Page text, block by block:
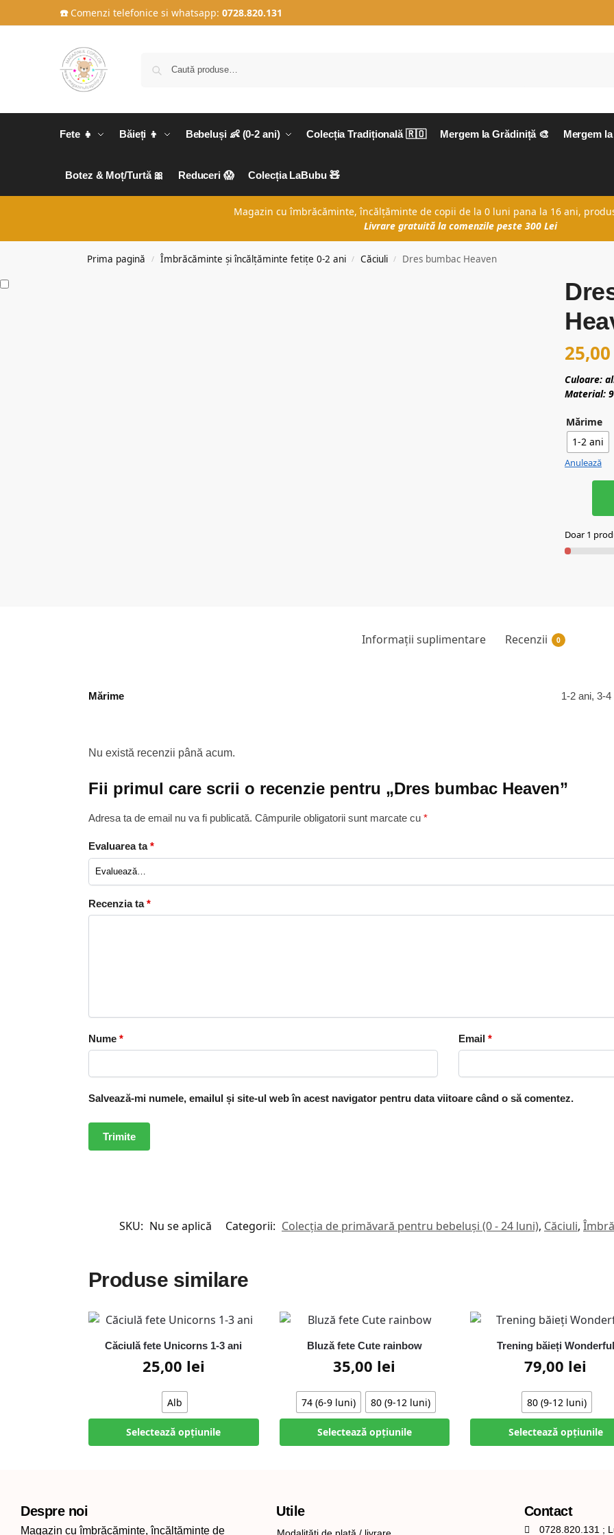
☎️ Comenzi telefonice si whatsapp: 0728.820.131
Fete 👧 Băieți 👦 Bebeluși 👶 (0-2 ani) Colecția Tradițională 🇷🇴 Mergem la Grădiniță 🎨 Mergem
Botez & Moț/Turtă 🎀 Reduceri 😱 Colecția LaBubu 🧸
Magazin cu îmbrăcăminte, încălțăminte de copii de la 0 luni pana la 16 ani,
Livrare gratuită la comenzile peste 300 Lei
Prima pagină / Îmbrăcăminte și încălțăminte fetițe 0-2 ani / Căciuli / Dres bumbac Heaven
25,00
Culoare:
Material:
Mărime
1-2 ani
Anulează
Doar 1
Informații suplimentare Recenzii 0
Mărime 1-2 ani, 3-
Nu există recenzii până acum.
Fii primul care scrii o recenzie pentru „Dres bumbac Heaven”
Adresa ta de email nu va fi publicată. Câmpurile obligatorii sunt marcate cu *
Evaluarea ta*
Recenzia ta*
Nume * Email *
Salvează-mi numele, emailul și site-ul web în acest navigator pentru data viitoare când o să comentez.
SKU: Nu se aplică Categorii: Colecția de primăvară pentru bebeluși (0 - 24 luni), Căciuli,
Produse similare
Căciulă fete Unicorns 1-3 ani
25,00 lei
Alb
Selectează opțiunile
Bluză fete Cute rainbow
35,00 lei
74 (6-9 luni) 80 (9-12 luni)
Selectează opțiunile
Trening băieți Wonderful
79,00 lei
80 (9-12 luni)
Selectează opțiunile
Despre noi
Magazin cu îmbrăcăminte, încălțăminte de
Utile Contact
0728.820.131 ;